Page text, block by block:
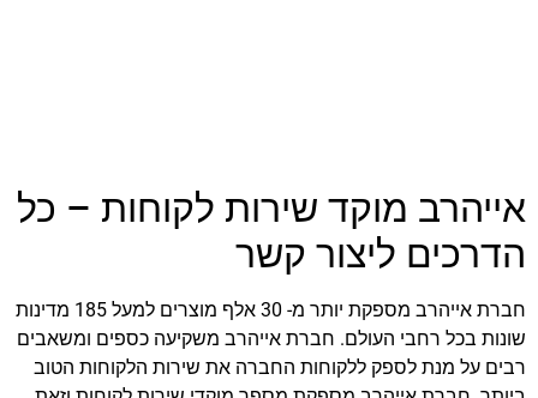
אייהרב מוקד שירות לקוחות – כל
הדרכים ליצור קשר
חברת אייהרב מספקת יותר מ- 30 אלף מוצרים למעל 185 מדינות
שונות בכל רחבי העולם. חברת אייהרב משקיעה כספים ומשאבים
רבים על מנת לספק ללקוחות החברה את שירות הלקוחות הטוב